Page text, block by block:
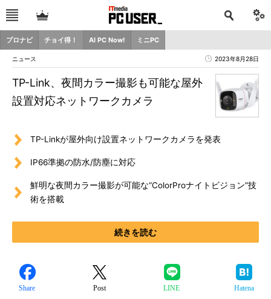
プロナビ チョイ得！ AI PC Now! ミニPC
ニュース 2023年8月28日
TP-Link、夜間カラー撮影も可能な屋外
設置対応ネットワークカメラ
TP-Linkが屋外向け設置ネットワークカメラを発表
IP66準拠の防水/防塵に対応
鮮明な夜間カラー撮影が可能な“ColorProナイトビジョン”技
術を搭載
続きを読む
Share Post LINE Hatena